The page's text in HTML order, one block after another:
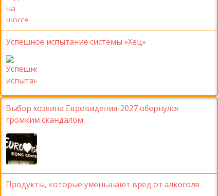
Успешное испытание системы «Хец»
Выбор хозяина Евровидения-2027 обернулся
громким скандалом
Продукты, которые уменьшают вред от алкоголя